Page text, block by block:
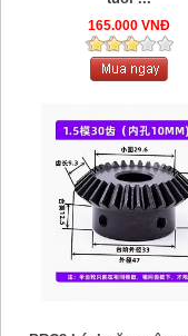
165.000 VNĐ